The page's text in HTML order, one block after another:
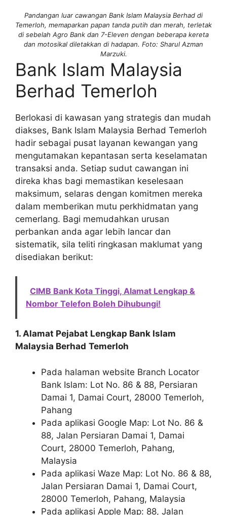
Pandangan luar cawangan Bank Islam Malaysia Berhad di
Temerloh, memaparkan papan tanda putih dan merah, terletak
di sebelah Agro Bank dan 7-Eleven dengan beberapa kereta
dan motosikal diletakkan di hadapan. Foto: Sharul Azman
Marzuki.
Bank Islam Malaysia
Berhad Temerloh
Berlokasi di kawasan yang strategis dan mudah
diakses, Bank Islam Malaysia Berhad Temerloh
hadir sebagai pusat layanan kewangan yang
mengutamakan kepantasan serta keselamatan
transaksi anda. Setiap sudut cawangan ini
direka khas bagi memastikan keselesaan
maksimum, selaras dengan komitmen mereka
dalam memberikan mutu perkhidmatan yang
cemerlang. Bagi memudahkan urusan
perbankan anda agar lebih lancar dan
sistematik, sila teliti ringkasan maklumat yang
disediakan berikut:
CIMB Bank Kota Tinggi, Alamat Lengkap &
Nombor Telefon Boleh Dihubungi!
1. Alamat Pejabat Lengkap Bank Islam
Malaysia Berhad Temerloh
Pada halaman website Branch Locator
Bank Islam: Lot No. 86 & 88, Persiaran
Damai 1, Damai Court, 28000 Temerloh,
Pahang
Pada aplikasi Google Map: Lot No. 86 &
88, Jalan Persiaran Damai 1, Damai
Court, 28000 Temerloh, Pahang,
Malaysia
Pada aplikasi Waze Map: Lot No. 86 & 88,
Jalan Persiaran Damai 1, Damai Court,
28000 Temerloh, Pahang, Malaysia
Pada aplikasi Apple Map: 88, Jalan